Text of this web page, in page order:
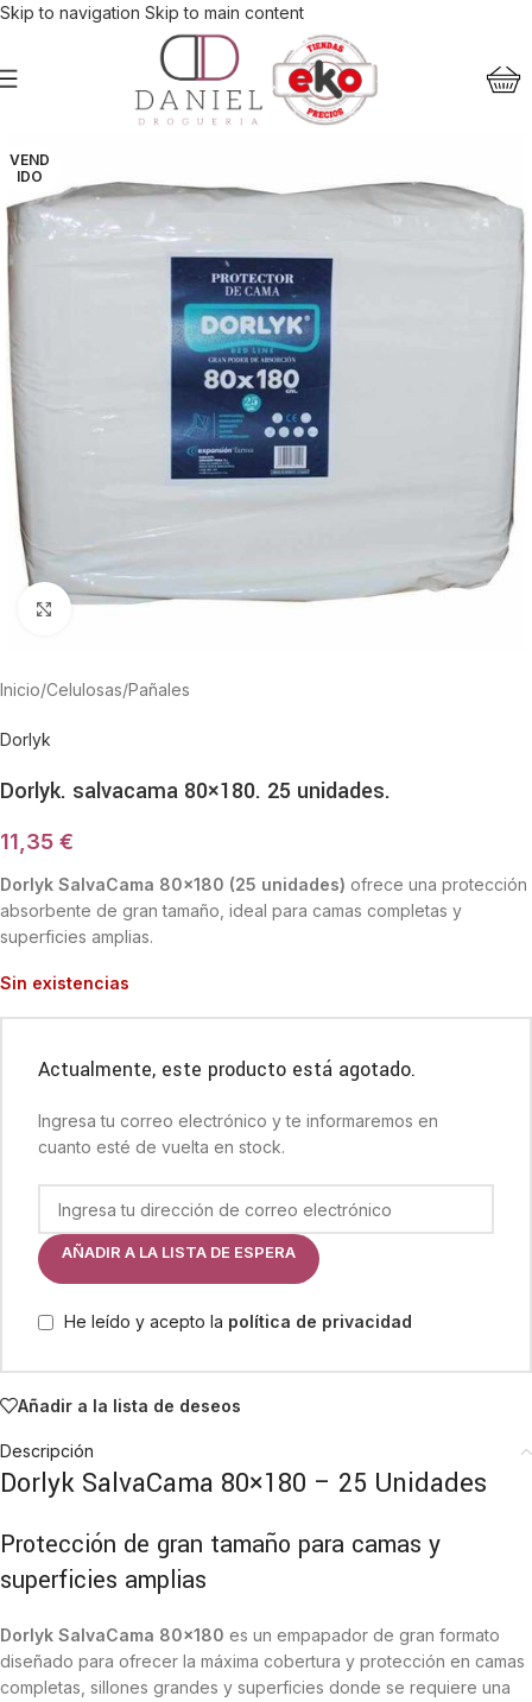
Skip to navigation Skip to main content
VEND
IDO
Haga Click para agrandar
Inicio/Celulosas/Pañales
Dorlyk
Dorlyk. salvacama 80×180. 25 unidades.
11,35 €
Dorlyk SalvaCama 80×180 (25 unidades) ofrece una protección
absorbente de gran tamaño, ideal para camas completas y
superficies amplias.
Sin existencias
Actualmente, este producto está agotado.
Ingresa tu correo electrónico y te informaremos en
cuanto esté de vuelta en stock.
AÑADIR A LA LISTA DE ESPERA
He leído y acepto la política de privacidad
Añadir a la lista de deseos
Descripción
Dorlyk SalvaCama 80×180 – 25 Unidades
Protección de gran tamaño para camas y
superficies amplias
Dorlyk SalvaCama 80×180 es un empapador de gran formato
diseñado para ofrecer la máxima cobertura y protección en camas
completas, sillones grandes y superficies donde se requiere una